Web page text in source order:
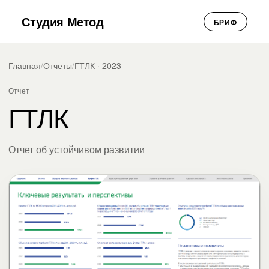
Студия Метод БРИФ
Главная/Отчеты/ГТЛК · 2023
Отчет
ГТЛК
Отчет об устойчивом развитии